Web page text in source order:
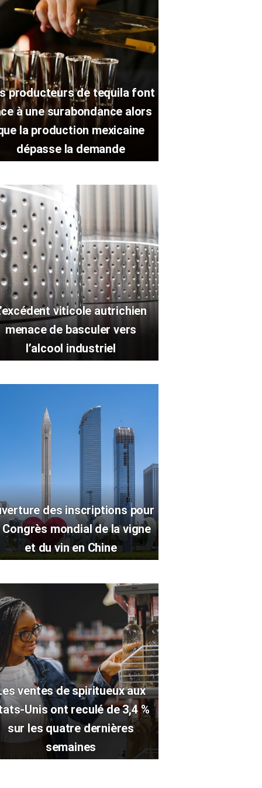
producteurs de tequila font
à une surabondance alors
la production mexicaine
dépasse la demande
viticole autrichien
menace de basculer vers
l’alcool industriel
des inscriptions pour
Congrès mondial de la vigne
et du vin en Chine
ventes de spiritueux aux
Unis ont reculé de 3,4 %
sur les quatre dernières
semaines